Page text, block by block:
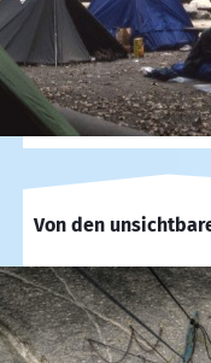
Von den